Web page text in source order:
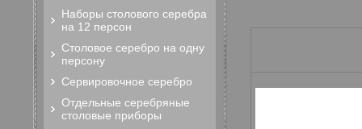
Наборы столового серебра
на 12 персон
Столовое серебро на одну
персону
Сервировочное серебро
Отдельные серебряные
столовые приборы